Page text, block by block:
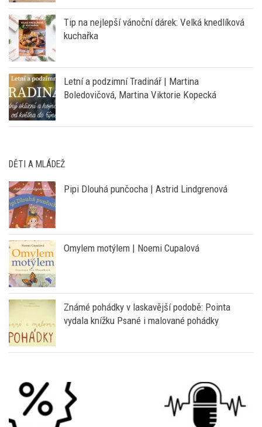
Tip na nejlepší vánoční dárek: Velká knedlíková
kuchařka
Letní a podzimní Tradinář | Martina
Boledovičová, Martina Viktorie Kopecká
DĚTI A MLÁDEŽ
Pipi Dlouhá punčocha | Astrid Lindgrenová
Omylem motýlem | Noemi Cupalová
Známé pohádky v laskavější podobě: Pointa
vydala knížku Psané i malované pohádky